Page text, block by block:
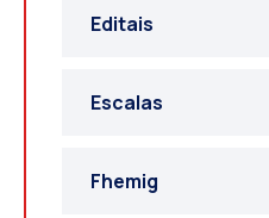
Editais
Escalas
Fhemig